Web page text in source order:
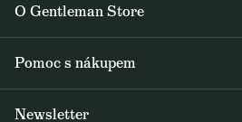
O Gentleman Store
Pomoc s nákupem
Newsletter